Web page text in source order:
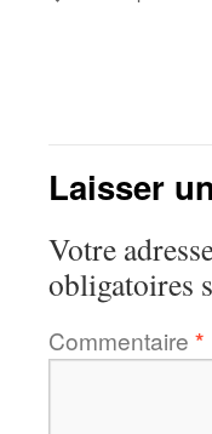
Laisser
Votre
obligatoires
Commentaire *